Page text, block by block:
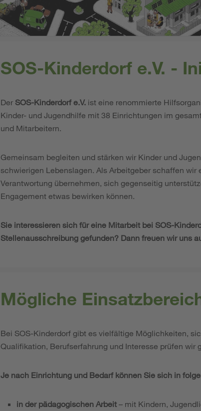
SOS-Kinderdorf e.V. -
Der SOS-Kinderdorf e.V. ist eine renommierte
Kinder- und Jugendhilfe mit 38 Einrichtungen im
und Mitarbeitern.
Gemeinsam begleiten und stärken wir Kinder und
schwierigen Lebenslagen. Als Arbeitgeber schaffen wir
Verantwortung übernehmen, sich gegenseitig
Engagement etwas bewirken können.
Sie interessieren sich für eine Mitarbeit bei SOS-
Stellenausschreibung gefunden? Dann freuen wir uns
Mögliche
Bei SOS-Kinderdorf gibt es vielfältige Möglichkeiten,
Qualifikation, Berufserfahrung und Interesse prüfen
Je nach Einrichtung und Bedarf können Sie sich in
in der pädagogischen Arbeit – mit Kindern,